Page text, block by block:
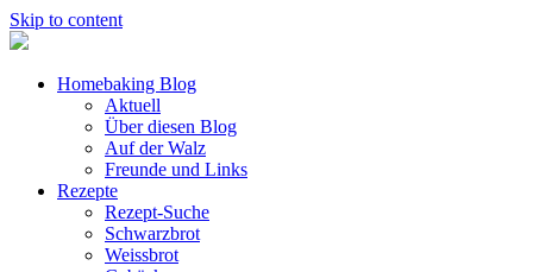
Skip to content
Homebaking Blog
Aktuell
Über diesen Blog
Auf der Walz
Freunde und Links
Rezepte
Rezept-Suche
Schwarzbrot
Weissbrot